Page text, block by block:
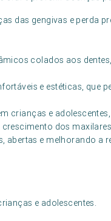
das gengivas e perda
colados aos
e estéticas, que
crianças e
dos
abertas e melhorando a
e adolescentes.